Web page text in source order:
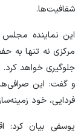
شفافیت‌ها.
این نماینده
مرکزی نه تنها به
جلوگیری خواهد
و گفت: این
فردایی، خود
یوسفی بیان کرد: